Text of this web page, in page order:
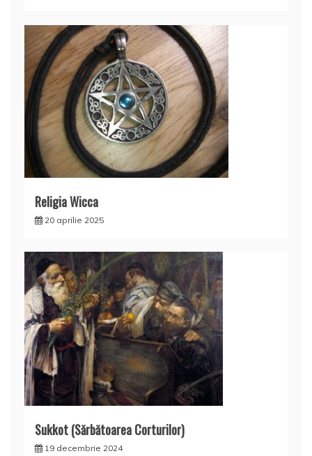
Religia Wicca
20 aprilie 2025
Sukkot (Sărbătoarea Corturilor)
19 decembrie 2024